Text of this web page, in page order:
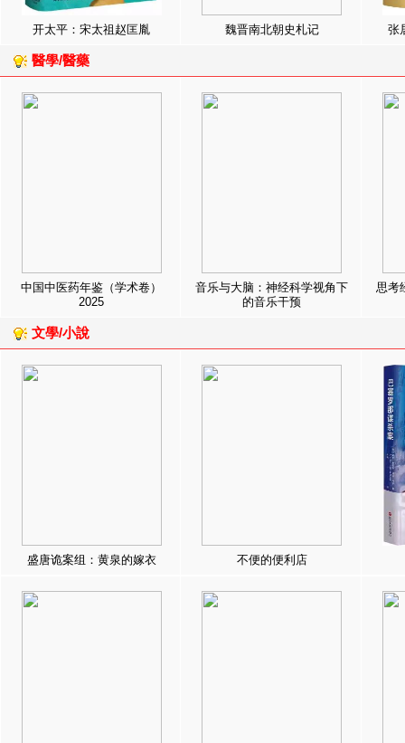
开太平：宋太祖赵匡胤 魏晋南北朝史札记 张
醫學/醫藥
中国中医药年鉴（学术卷）
2025
音乐与大脑：神经科学视角下
的音乐干预
思考
文學/小說
盛唐诡案组：黄泉的嫁衣 不便的便利店